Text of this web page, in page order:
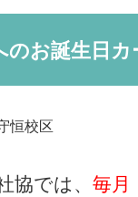
のお誕生日カ
恒校区
協では、 毎月